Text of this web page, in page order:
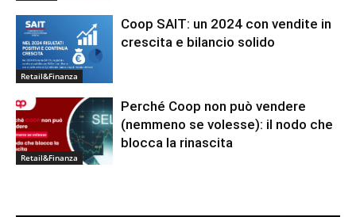
Retail&Finanza
Coop SAIT: un 2024 con vendite in
crescita e bilancio solido
Retail&Finanza
Perché Coop non può vendere
(nemmeno se volesse): il nodo che
blocca la rinascita